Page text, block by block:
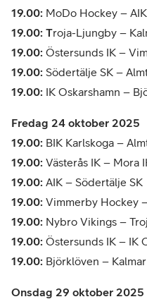
19.00: MoDo Hockey – AIK
19.00: Troja-Ljungby –
19.00: Östersunds IK –
19.00: Södertälje SK –
19.00: IK Oskarshamn –
Fredag 24 oktober 2025
19.00: BIK Karlskoga –
19.00: Västerås IK – Mora
19.00: AIK – Södertälje SK
19.00: Vimmerby Hockey
19.00: Nybro Vikings –
19.00: Östersunds IK – IK
19.00: Björklöven –
Onsdag 29 oktober 2025